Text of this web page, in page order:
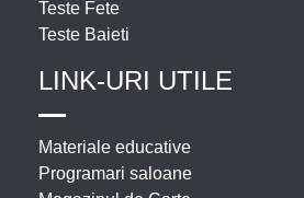
Teste Fete
Teste Baieti
LINK-URI UTILE
Materiale educative
Programari saloane